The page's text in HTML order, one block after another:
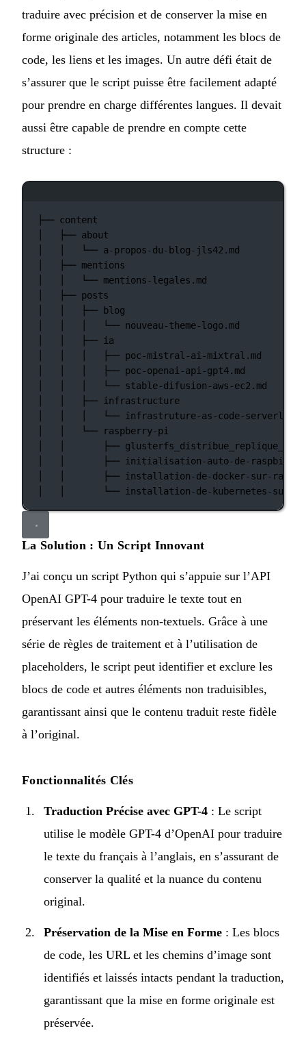
traduire avec précision et de conserver la mise en
forme originale des articles, notamment les blocs de
code, les liens et les images. Un autre défi était de
s’assurer que le script puisse être facilement adapté
pour prendre en charge différentes langues. Il devait
aussi être capable de prendre en compte cette
structure :
├── content
├── about
└── a-propos-du-blog-jls42.md
├── mentions
└── mentions-legales.md
├── posts
├──
blog
└── nouveau-theme-logo.md
├──
ia
├── poc-mistral-ai-mixtral.md
├── poc-openai-api-gpt4.md
└── stable-difusion-aws-ec2.md
├──
infrastructure
└──
infrastruture-as-code-
└──
raspberry-pi
├──
├──
initialisation-auto-de-raspbian-
├──
installation-de-docker-sur-
└── installation-de-kubernetes-sur-
La Solution : Un Script Innovant
J’ai conçu un script Python qui s’appuie sur l’API
OpenAI GPT-4 pour traduire le texte tout en
préservant les éléments non-textuels. Grâce à une
série de règles de traitement et à l’utilisation de
placeholders, le script peut identifier et exclure les
blocs de code et autres éléments non traduisibles,
garantissant ainsi que le contenu traduit reste fidèle
à l’original.
Fonctionnalités Clés
Traduction Précise avec GPT-4 : Le script
utilise le modèle GPT-4 d’OpenAI pour traduire
le texte du français à l’anglais, en s’assurant de
conserver la qualité et la nuance du contenu
original.
Préservation de la Mise en Forme : Les blocs
de code, les URL et les chemins d’image sont
identifiés et laissés intacts pendant la traduction,
garantissant que la mise en forme originale est
préservée.